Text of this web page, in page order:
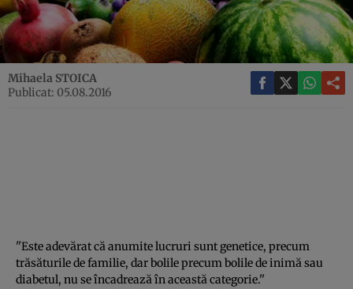
Mihaela STOICA
Publicat: 05.08.2016
''Este adevărat că anumite lucruri sunt genetice, precum
trăsăturile de familie, dar bolile precum bolile de inimă sau
diabetul, nu se încadrează în această categorie.''